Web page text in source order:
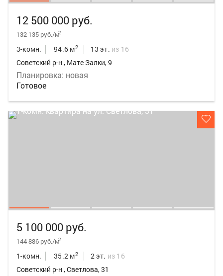
12 500 000 руб.
132 135 руб./м2
3-комн. 94.6 м2 13 эт. из 16
Советский р-н , Мате Залки, 9
Планировка: новая
Готовое
5 100 000 руб.
144 886 руб./м2
1-комн. 35.2 м2 2 эт. из 16
Советский р-н , Светлова, 31